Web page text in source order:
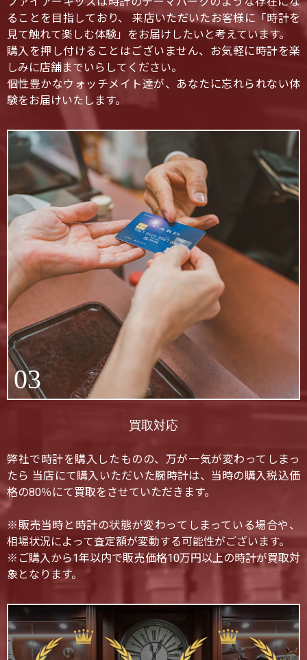
ることを目指しており、 来店いただいたお客様に「時計を
見て触れて楽しむ体験」をお届けしたいと考えています。
購入を押し付けることはございません、お気軽に時計を楽
しみに店舗までいらしてください。
個性豊かなウォッチメイト達が、あなたに忘れられない体
験をお届けいたします。
03
買取対応
弊社で時計を購入したものの、万が一気が変わってしまっ
たら 当店にて購入いただいた腕時計は、当時の購入税込価
格の80％にて買取をさせていただきます。
※販売当時と時計の状態が変わってしまっている場合や、
相場状況によって査定額が変動する可能性がございます。
※ご購入から1年以内で販売価格10万円以上の時計が買取対
象となります。